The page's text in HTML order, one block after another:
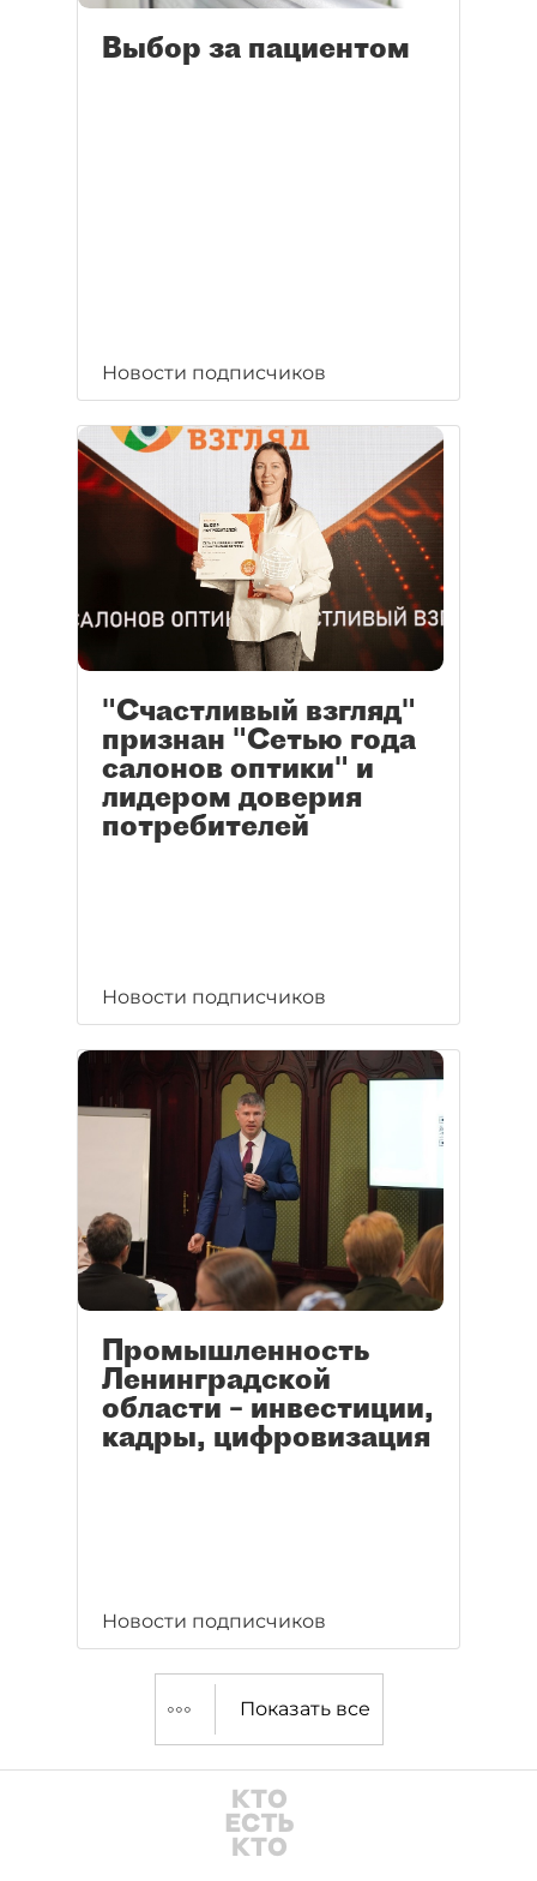
Выбор за пациентом
Новости подписчиков
"Счастливый взгляд"
признан "Сетью года
салонов оптики" и
лидером доверия
потребителей
Новости подписчиков
Промышленность
Ленинградской
области – инвестиции,
кадры, цифровизация
Новости подписчиков
Показать все